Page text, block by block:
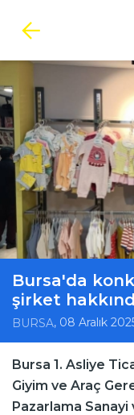
Bursa'da
şirket
BURSA, 08 Aralık
Bursa 1. Asliye
Giyim ve Araç
Pazarlama